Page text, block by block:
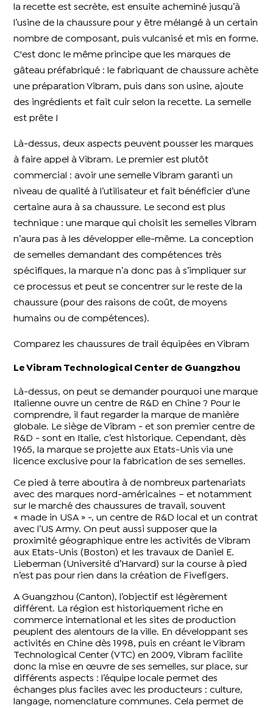
la recette est secrète, est ensuite acheminé jusqu’à
l’usine de la chaussure pour y être mélangé à un certain
nombre de composant, puis vulcanisé et mis en forme.
C'est donc le même principe que les marques de
gâteau préfabriqué : le fabriquant de chaussure achète
une préparation Vibram, puis dans son usine, ajoute
des ingrédients et fait cuir selon la recette. La semelle
est prête !
Là-dessus, deux aspects peuvent pousser les marques
à faire appel à Vibram. Le premier est plutôt
commercial : avoir une semelle Vibram garanti un
niveau de qualité à l’utilisateur et fait bénéficier d’une
certaine aura à sa chaussure. Le second est plus
technique : une marque qui choisit les semelles Vibram
n’aura pas à les développer elle-même. La conception
de semelles demandant des compétences très
spécifiques, la marque n’a donc pas à s’impliquer sur
ce processus et peut se concentrer sur le reste de la
chaussure (pour des raisons de coût, de moyens
humains ou de compétences).
Comparez les chaussures de trail équipées en Vibram
Le Vibram Technological Center de Guangzhou
Là-dessus, on peut se demander pourquoi une marque
Italienne ouvre un centre de R&D en Chine ? Pour le
comprendre, il faut regarder la marque de manière
globale. Le siège de Vibram - et son premier centre de
R&D - sont en Italie, c’est historique. Cependant, dès
1965, la marque se projette aux Etats-Unis via une
licence exclusive pour la fabrication de ses semelles.
Ce pied à terre aboutira à de nombreux partenariats
avec des marques nord-américaines – et notamment
sur le marché des chaussures de travail, souvent
« made in USA » -, un centre de R&D local et un contrat
avec l’US Army. On peut aussi supposer que la
proximité géographique entre les activités de Vibram
aux Etats-Unis (Boston) et les travaux de Daniel E.
Lieberman (Université d’Harvard) sur la course à pied
n’est pas pour rien dans la création de Fivefigers.
A Guangzhou (Canton), l’objectif est légèrement
différent. La région est historiquement riche en
commerce international et les sites de production
peuplent des alentours de la ville. En développant ses
activités en Chine dès 1998, puis en créant le Vibram
Technological Center (VTC) en 2009, Vibram facilite
donc la mise en œuvre de ses semelles, sur place, sur
différents aspects : l’équipe locale permet des
échanges plus faciles avec les producteurs : culture,
langage, nomenclature communes. Cela permet de